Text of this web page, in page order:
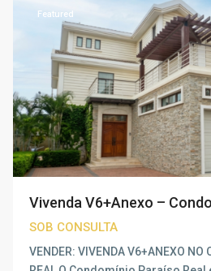
Featured
Vivenda V6+Anexo –
SOB CONSULTA
VENDER: VIVENDA V6+ANEXO NO